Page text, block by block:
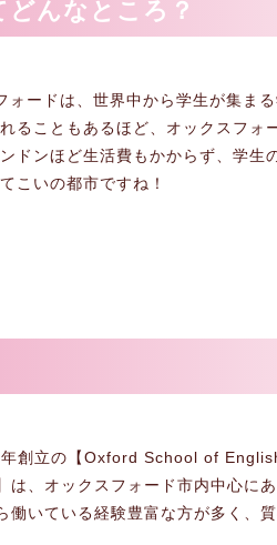
んなところ？
ードは、世界中から学生が集ま
ることもあるほど、オックスフォ
ドンほど生活費もかからず、学生
こいの都市ですね！
創立の【Oxford School of
は、オックスフォード市内中心に
働いている経験豊富な方が多く、